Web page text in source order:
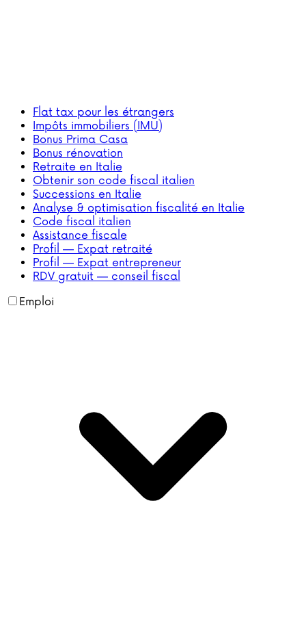
Flat tax pour les étrangers
Impôts immobiliers (IMU)
Bonus Prima Casa
Bonus rénovation
Retraite en Italie
Obtenir son code fiscal italien
Successions en Italie
Analyse & optimisation fiscalité en Italie
Code fiscal italien
Assistance fiscale
Profil — Expat retraité
Profil — Expat entrepreneur
RDV gratuit — conseil fiscal
Emploi